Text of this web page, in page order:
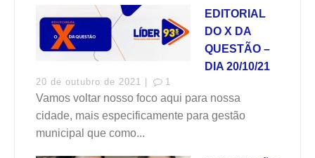
EDITORIAL
DO X DA
QUESTÃO –
DIA 20/10/21
20 de outubro de 2021 | 1
Vamos voltar nosso foco aqui para nossa
cidade, mais especificamente para gestão
municipal que como...